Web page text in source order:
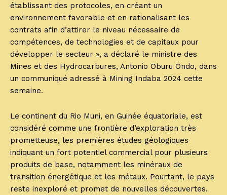
établissant des protocoles, en créant un
environnement favorable et en rationalisant les
contrats afin d’attirer le niveau nécessaire de
compétences, de technologies et de capitaux pour
développer le secteur », a déclaré le ministre des
Mines et des Hydrocarbures, Antonio Oburu Ondo, dans
un communiqué adressé à Mining Indaba 2024 cette
semaine.
Le continent du Rio Muni, en Guinée équatoriale, est
considéré comme une frontière d’exploration très
prometteuse, les premières études géologiques
indiquant un fort potentiel commercial pour plusieurs
produits de base, notamment les minéraux de
transition énergétique et les métaux. Pourtant, le pays
reste inexploré et promet de nouvelles découvertes.